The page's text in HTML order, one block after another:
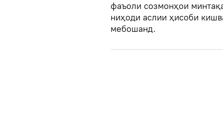
фаъоли созмонҳои
ниҳоди аслии ҳисоби
мебошанд.